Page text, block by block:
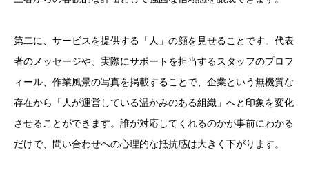
第二に、サービスを提供する「人」の顔を見せることです。代表
者のメッセージや、実際にサポートを担当するスタッフのプロフ
ィール、作業風景の写真を掲載することで、企業という無機質な
存在から「人が運営している温かみのある組織」へと印象を変化
させることができます。誰が対応してくれるのかが事前にわかる
だけで、問い合わせへの心理的な抵抗感は大きく下がります。